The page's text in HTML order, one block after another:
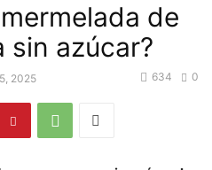
de
sin azúcar?
2025 0
634